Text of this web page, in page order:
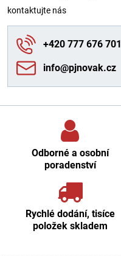
kontaktujte nás
+420 777 676 701
info​@pjnovak​.cz
Odborné a osobní
poradenství
Rychlé dodání, tisíce
položek skladem